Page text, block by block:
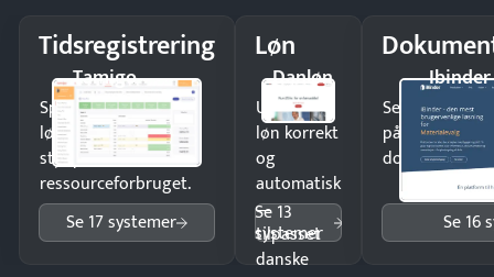
Tidsregistrering
Tamigo
Spar tid på
lønberegning og få
styr på
ressourceforbruget.
Se 17 systemer
Løn
Danløn
Udbetal
løn korrekt
og
automatisk
—
tilpasset
danske
Se 13
systemer
Ibinder
Send
på minutter
dokumenter.
Se 16